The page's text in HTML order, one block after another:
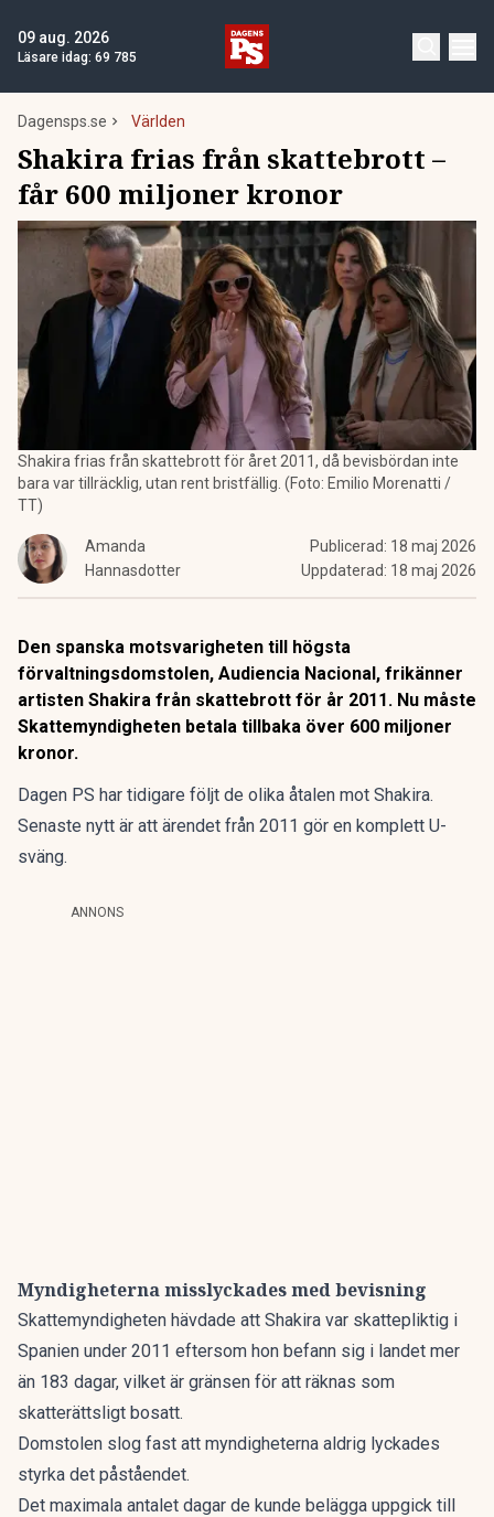
09 aug. 2026
Läsare idag: 69 785
Dagensps.se Världen
Shakira frias från skattebrott –
får 600 miljoner kronor
Shakira frias från skattebrott för året 2011, då bevisbördan inte
bara var tillräcklig, utan rent bristfällig. (Foto: Emilio Morenatti /
TT)
Amanda
Hannasdotter
Publicerad: 18 maj 2026
Uppdaterad: 18 maj 2026
Den spanska motsvarigheten till högsta
förvaltningsdomstolen, Audiencia Nacional, frikänner
artisten Shakira från skattebrott för år 2011. Nu måste
Skattemyndigheten betala tillbaka över 600 miljoner
kronor.
Dagen PS har tidigare följt de olika åtalen mot Shakira.
Senaste nytt är att ärendet från 2011 gör en komplett U-
sväng.
ANNONS
Myndigheterna misslyckades med bevisning
Skattemyndigheten hävdade att Shakira var skattepliktig i
Spanien under 2011 eftersom hon befann sig i landet mer
än 183 dagar, vilket är gränsen för att räknas som
skatterättsligt bosatt.
Domstolen slog fast att myndigheterna aldrig lyckades
styrka det påståendet.
Det maximala antalet dagar de kunde belägga uppgick till